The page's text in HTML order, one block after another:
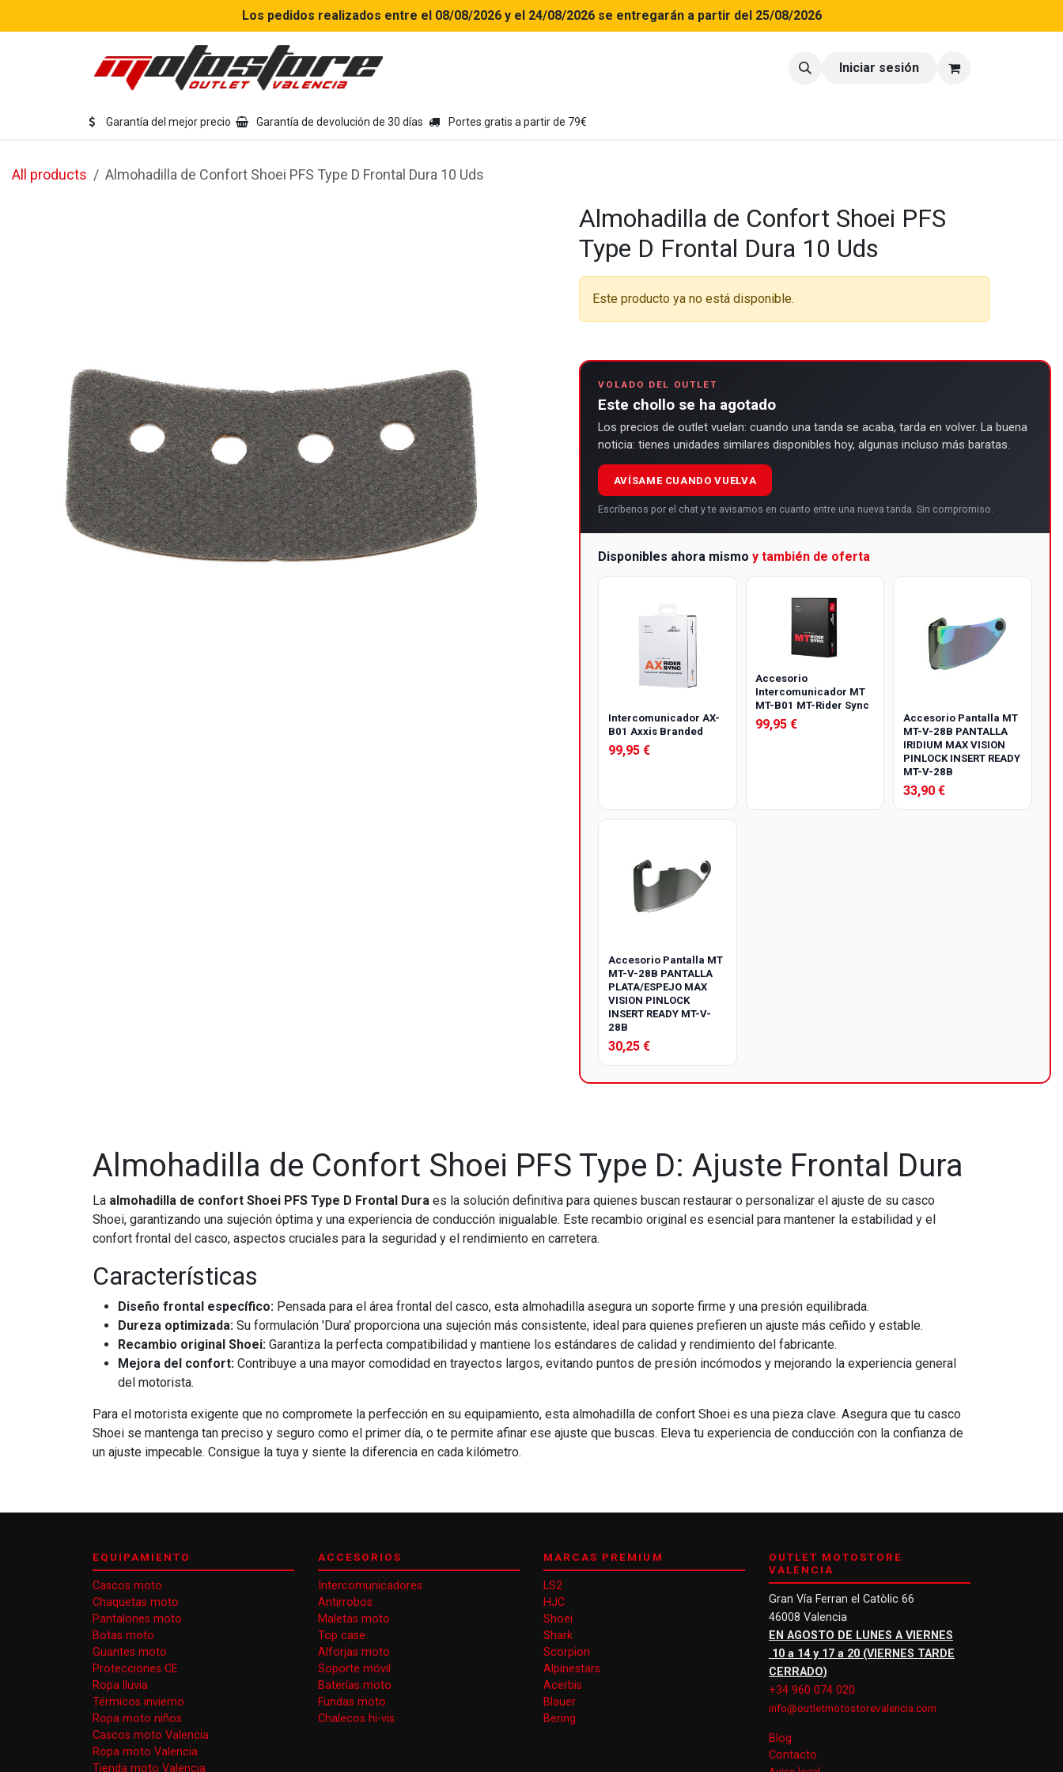
Los pedidos realizados entre el 08/08/2026 y el 24/08/2026 se entregarán a partir del 25/08/2026
Equipamiento moto Iniciar sesión
Garantía del mejor precio Garantía de devolución de 30 días Portes gratis a partir de 79€
All products Almohadilla de Confort Shoei PFS Type D Frontal Dura 10 Uds
Almohadilla de Confort Shoei PFS
Type D Frontal Dura 10 Uds
Este producto ya no está disponible.
VOLADO DEL OUTLET
Este chollo se ha agotado
Los precios de outlet vuelan: cuando una tanda se acaba, tarda en volver. La buena
noticia: tienes unidades similares disponibles hoy, algunas incluso más baratas.
AVÍSAME CUANDO VUELVA
Escríbenos por el chat y te avisamos en cuanto entre una nueva tanda. Sin compromiso.
Disponibles ahora mismoy también de oferta
Intercomunicador AX-
B01 Axxis Branded
99,95 €
Accesorio
Intercomunicador MT
MT-B01 MT-Rider Sync
99,95 €
Accesorio Pantalla MT
MT-V-28B PANTALLA
IRIDIUM MAX VISION
PINLOCK INSERT READY
MT-V-28B
33,90 €
Accesorio Pantalla MT
MT-V-28B PANTALLA
PLATA/ESPEJO MAX
VISION PINLOCK
INSERT READY MT-V-
28B
30,25 €
Almohadilla de Confort Shoei PFS Type D: Ajuste Frontal Dura
La almohadilla de confort Shoei PFS Type D Frontal Dura es la solución definitiva para quienes buscan restaurar o personalizar el ajuste de su casco
Shoei, garantizando una sujeción óptima y una experiencia de conducción inigualable. Este recambio original es esencial para mantener la estabilidad y el
confort frontal del casco, aspectos cruciales para la seguridad y el rendimiento en carretera.
Características
Diseño frontal específico: Pensada para el área frontal del casco, esta almohadilla asegura un soporte firme y una presión equilibrada.
Dureza optimizada: Su formulación 'Dura' proporciona una sujeción más consistente, ideal para quienes prefieren un ajuste más ceñido y estable.
Recambio original Shoei: Garantiza la perfecta compatibilidad y mantiene los estándares de calidad y rendimiento del fabricante.
Mejora del confort: Contribuye a una mayor comodidad en trayectos largos, evitando puntos de presión incómodos y mejorando la experiencia general
del motorista.
Para el motorista exigente que no compromete la perfección en su equipamiento, esta almohadilla de confort Shoei es una pieza clave. Asegura que tu casco
Shoei se mantenga tan preciso y seguro como el primer día, o te permite afinar ese ajuste que buscas. Eleva tu experiencia de conducción con la confianza de
un ajuste impecable. Consigue la tuya y siente la diferencia en cada kilómetro.
EQUIPAMIENTO
Cascos moto
Chaquetas moto
Pantalones moto
Botas moto
Guantes moto
Protecciones CE
Ropa lluvia
Térmicos invierno
Ropa moto niños
Cascos moto Valencia
Ropa moto Valencia
Tienda moto Valencia
ACCESORIOS
Intercomunicadores
Antirrobos
Maletas moto
Top case
Alforjas moto
Soporte móvil
Baterías moto
Fundas moto
Chalecos hi-vis
MARCAS PREMIUM
LS2
HJC
Shoei
Shark
Scorpion
Alpinestars
Acerbis
Blauer
Bering
OUTLET MOTOSTORE
VALENCIA
Gran Vía Ferran el Catòlic 66
46008 Valencia
EN AGOSTO DE LUNES A VIERNES
10 a 14 y 17 a 20 (VIERNES TARDE
CERRADO)
+34 960 074 020
info@outletmotostorevalencia.com
Blog
Contacto